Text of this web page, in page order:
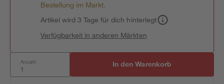
Bestellung im Markt.
Artikel wird 3 Tage für dich hinterlegt
Verfügbarkeit in anderen Märkten
Anzahl: In den Warenkorb